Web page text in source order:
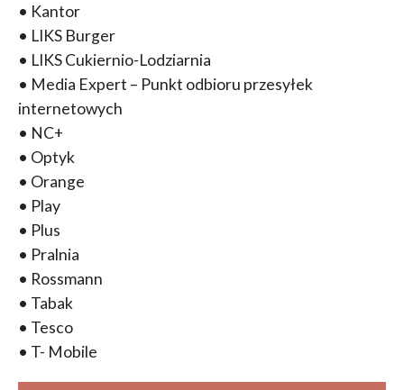
• Kantor
• LIKS Burger
• LIKS Cukiernio-Lodziarnia
• Media Expert – Punkt odbioru przesyłek
internetowych
• NC+
• Optyk
• Orange
• Play
• Plus
• Pralnia
• Rossmann
• Tabak
• Tesco
• T- Mobile